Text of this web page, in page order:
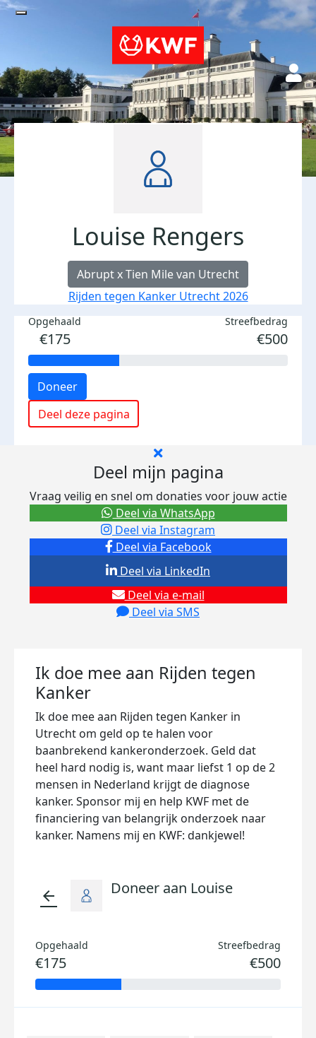
Louise Rengers
Abrupt x Tien Mile van Utrecht
Rijden tegen Kanker Utrecht 2026
Opgehaald
€175
Streefbedrag
€500
Doneer
Deel deze pagina
Deel mijn pagina
Vraag veilig en snel om donaties voor jouw actie
Deel via Facebook
Deel via Instagram
Deel via e-mail
Deel via SMS
Deel via LinkedIn
Deel via WhatsApp
Ik doe mee aan Rijden tegen
Kanker
Ik doe mee aan Rijden tegen Kanker in
Utrecht om geld op te halen voor
baanbrekend kankeronderzoek. Geld dat
heel hard nodig is, want maar liefst 1 op de 2
mensen in Nederland krijgt de diagnose
kanker. Sponsor mij en help KWF met de
financiering van belangrijk onderzoek naar
kanker. Namens mij en KWF: dankjewel!
arrow_back Doneer aan Louise
Opgehaald
€175
Streefbedrag
€500